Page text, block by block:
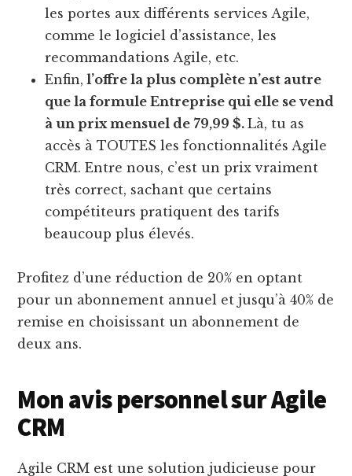
les portes aux différents services Agile,
comme le logiciel d’assistance, les
recommandations Agile, etc.
Enfin, l’offre la plus complète n’est autre
que la formule Entreprise qui elle se vend
à un prix mensuel de 79,99 $.Là, tu as
accès à TOUTES les fonctionnalités Agile
CRM. Entre nous, c’est un prix vraiment
très correct, sachant que certains
compétiteurs pratiquent des tarifs
beaucoup plus élevés.
Profitez d’une réduction de 20% en optant
pour un abonnement annuel et jusqu’à 40% de
remise en choisissant un abonnement de
deux ans.
Mon avis personnel sur Agile
CRM
Agile CRM est une solution judicieuse pour